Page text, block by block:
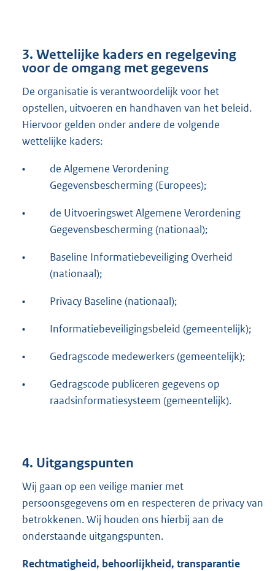
3. Wettelijke kaders en regelgeving
voor de omgang met gegevens
De organisatie is verantwoordelijk voor het
opstellen, uitvoeren en handhaven van het beleid.
Hiervoor gelden onder andere de volgende
wettelijke kaders:
•
de Algemene Verordening
Gegevensbescherming (Europees);
•
de Uitvoeringswet Algemene Verordening
Gegevensbescherming (nationaal);
•
Baseline Informatiebeveiliging Overheid
(nationaal);
• Privacy Baseline (nationaal);
• Informatiebeveiligingsbeleid (gemeentelijk);
• Gedragscode medewerkers (gemeentelijk);
•
Gedragscode publiceren gegevens op
raadsinformatiesysteem (gemeentelijk).
4. Uitgangspunten
Wij gaan op een veilige manier met
persoonsgegevens om en respecteren de privacy van
betrokkenen. Wij houden ons hierbij aan de
onderstaande uitgangspunten.
Rechtmatigheid, behoorlijkheid, transparantie